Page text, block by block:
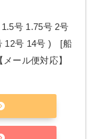
号 1.75号 2号
12号 14号 ) [船
ール便対応】